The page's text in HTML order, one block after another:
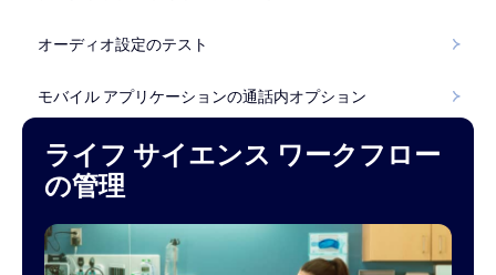
オーディオ設定のテスト
モバイル アプリケーションの通話内オプション
ライフ サイエンス ワークフロー
の管理